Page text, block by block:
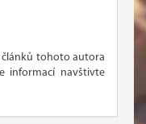
článků tohoto autora
informací navštivte